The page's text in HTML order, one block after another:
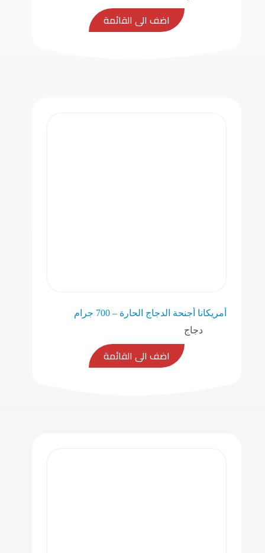
اضف الى القائمة
أمريكانا أجنحة الدجاج الحارة – 700 جرام
دجاج
اضف الى القائمة